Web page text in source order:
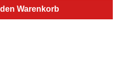
Wert ein
den Warenkorb